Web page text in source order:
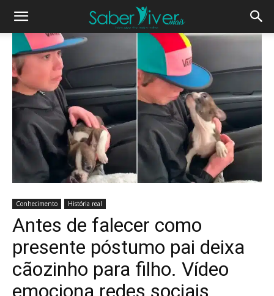
Conhecimento História real
Antes de falecer como
presente póstumo pai deixa
cãozinho para filho. Vídeo
emociona redes sociais